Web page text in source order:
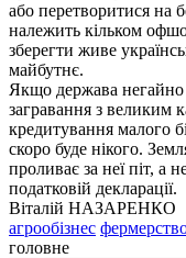
або перетворитися на
належить кільком
зберегти живе
майбутнє.
Якщо держава негайно
загравання з великим
кредитування малого
скоро буде нікого.
проливає за неї піт, а
податковій декларації.
Віталій НАЗАРЕНКО
агрообізнес
головне